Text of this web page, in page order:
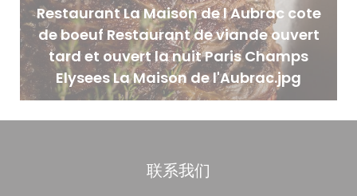
Restaurant La Maison de l Aubrac cote
de boeuf Restaurant de viande ouvert
tard et ouvert la nuit Paris Champs
Elysees La Maison de l'Aubrac.jpg
联系我们